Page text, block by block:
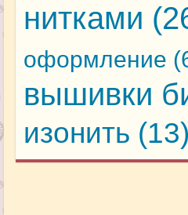
нитками
оформление
вышивки
изонить (13)